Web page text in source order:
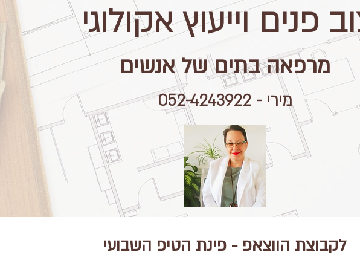
פנים וייעוץ אקולוגי
מרפאה בתים של אנשים
מירי - 052-4243922
לקבוצת הווצאפ - פינת הטיפ השבועי